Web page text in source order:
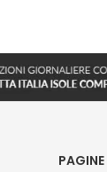
PAGINE